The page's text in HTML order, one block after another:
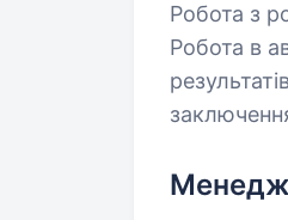
Робота з
Робота в